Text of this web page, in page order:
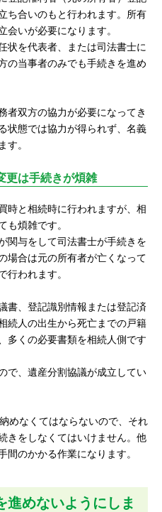
ち合いのもと行われます。所有
会いが必要になります。
状を代表者、または司法書士に
の当事者のみでも手続きを進め
者双方の協力が必要になってき
状態では協力が得られず、名義
す。
は手続きが煩雑
時と相続時に行われますが、相
も煩雑です。
関与をして司法書士が手続きを
場合は元の所有者が亡くなって
行われます。
書、登記識別情報または登記済
続人の出生から死亡までの戸籍
多くの必要書類を相続人側です
で、遺産分割協議が成立してい
めなくてはならないので、それ
きをしなくてはいけません。他
間のかかる作業になります。
進めないようにしま